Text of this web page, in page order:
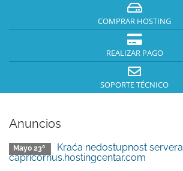
COMPRAR HOSTING
REALIZAR PAGO
SOPORTE TÉCNICO
Anuncios
Mayo 23º
Kraća nedostupnost servera
capricornus.hostingcentar.com